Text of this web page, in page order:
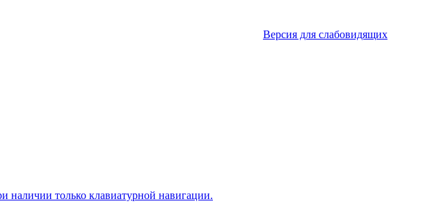
Версия для слабовидящих
наличии только клавиатурной навигации.